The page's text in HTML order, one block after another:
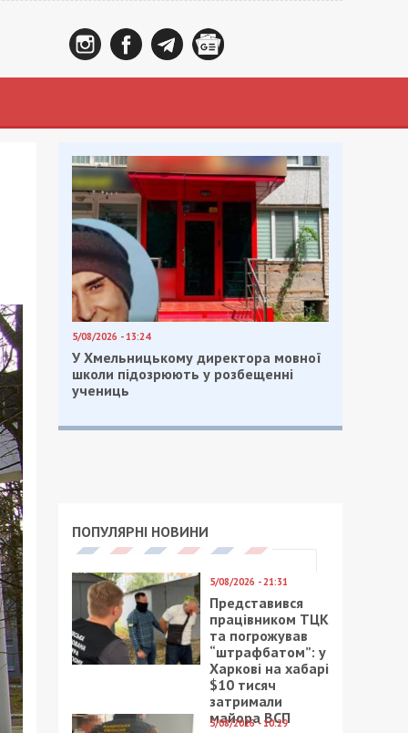
5/08/2026 - 13:24
У Хмельницькому директора мовної
школи підозрюють у розбещенні
учениць
ПОПУЛЯРНІ НОВИНИ
5/08/2026 - 21:31
Представився
працівником ТЦК
та погрожував
“штрафбатом”: у
Харкові на хабарі
$10 тисяч
затримали
майора ВСП
5/08/2026 - 10:29